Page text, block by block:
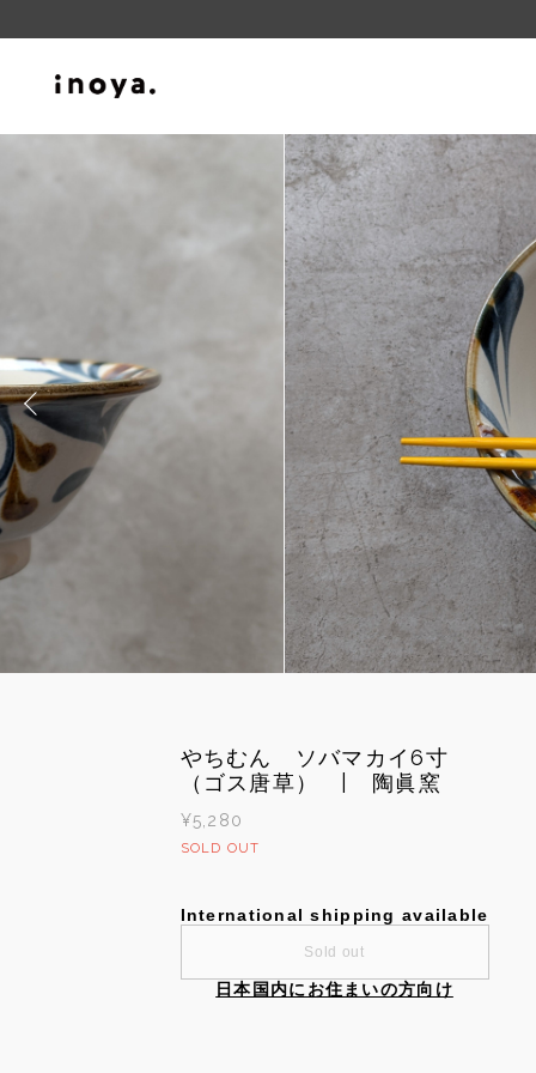
やちむん ソバマカイ6寸
（ゴス唐草） | 陶眞窯
¥5,280
SOLD OUT
International shipping available
Sold out
日本国内にお住まいの方向け